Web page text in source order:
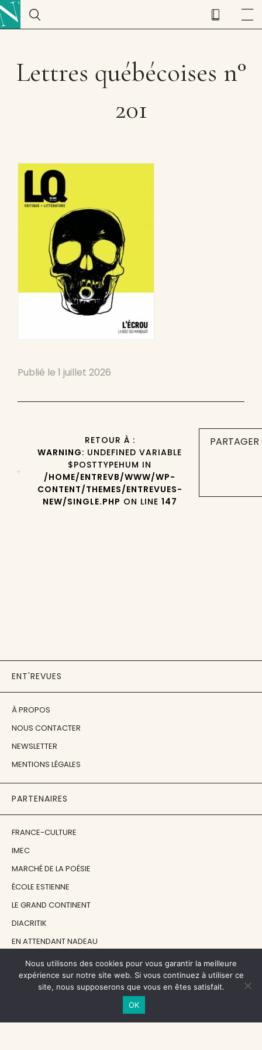
Lettres québécoises n°
201
Publié le 1 juillet 2026
RETOUR À :
WARNING: UNDEFINED VARIABLE
$POSTTYPEHUM IN
/HOME/ENTREVB/WWW/WP-
CONTENT/THEMES/ENTREVUES-
NEW/SINGLE.PHP ON LINE 147
ENT'REVUES
À PROPOS
NOUS CONTACTER
NEWSLETTER
MENTIONS LÉGALES
PARTENAIRES
FRANCE-CULTURE
IMEC
MARCHÉ DE LA POÉSIE
ÉCOLE ESTIENNE
LE GRAND CONTINENT
DIACRITIK
EN ATTENDANT NADEAU
NOS SOUTIENS
Nous utilisons des cookies pour vous garantir la meilleure
expérience sur notre site web. Si vous continuez à utiliser ce
site, nous supposerons que vous en êtes satisfait.
OK